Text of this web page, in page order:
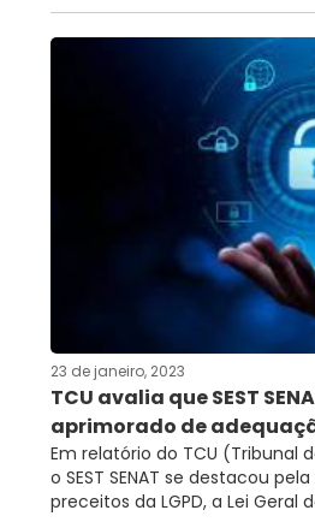
23 de janeiro, 2023
TCU avalia que SEST
aprimorado de
Em relatório do TCU (Tribunal
o SEST SENAT se destacou
preceitos da LGPD, a Lei Geral